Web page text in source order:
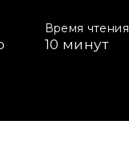
Время чтения
10 минут